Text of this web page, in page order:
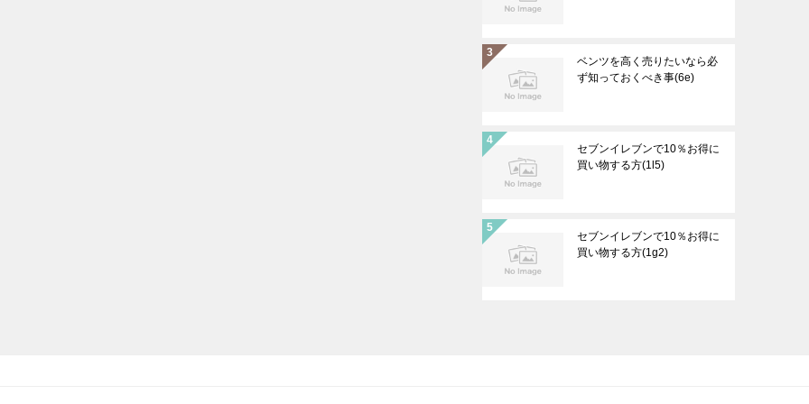
ベンツを高く売りたいなら必
ず知っておくべき事(6e)
セブンイレブンで10％お得に
買い物する方(1l5)
セブンイレブンで10％お得に
買い物する方(1g2)